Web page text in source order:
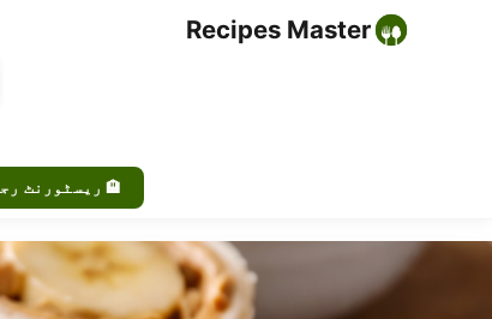
Recipes Master
🏨 ریسٹورنٹ